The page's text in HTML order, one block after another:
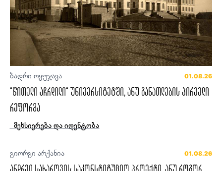
ბადრი ოყუჯავა 01.08.26
“წითელი აჩრდილი“ უნივერსიტეტში, ანუ განათლების პირველი
რეფორმა
მეხსიერება და იდენტობა
გიორგი არქანია 01.08.26